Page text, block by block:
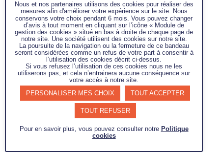
PowerPoint)
• Anglais professionnel courant exigé
• Mobile (déplacements à prévoir selon les
missions),
• Compétences liées au métier du conseil (
prise de recul, restitution, relation client,
développement commercial, réponse à appels
d’offres…)
• Expérience managériale
Qualités relationnelles transverses
• Bon relationnel / bonnes aptitudes en
communication / Manager;
Nous et nos partenaires utilisons des cookies pour réaliser des
mesures afin d'améliorer votre expérience sur le site. Nous
conservons votre choix pendant 6 mois. Vous pouvez changer
d’avis à tout moment en cliquant sur l’icône « Module de
gestion des cookies » situé en bas à droite de chaque page de
notre site. Une société utilisent des cookies sur notre site.
La poursuite de la navigation ou la fermeture de ce bandeau
seront considérées comme un refus de votre part à consentir à
l’utilisation des cookies décrit ci-dessus.
Si vous refusez l’utilisation de ces cookies nous ne les
utiliserons pas, et cela n’entrainera aucune conséquence sur
votre accès à notre site.
PERSONALISER MES CHOIX
TOUT ACCEPTER
TOUT REFUSER
Pour en savoir plus, vous pouvez consulter notre Politique
cookies